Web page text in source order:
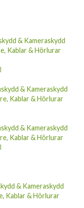
& Kameraskydd
Kablar & Hörlurar
& Kameraskydd
Kablar & Hörlurar
& Kameraskydd
Kablar & Hörlurar
& Kameraskydd
Kablar & Hörlurar